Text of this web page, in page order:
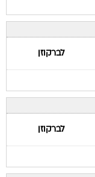
לברקוזן
לברקוזן